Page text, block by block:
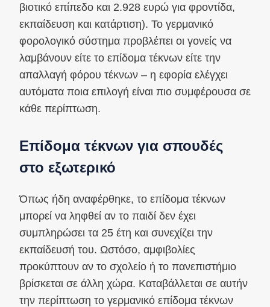
βιοτικό επίπεδο και 2.928 ευρώ για φροντίδα,
εκπαίδευση και κατάρτιση). Το γερμανικό
φορολογικό σύστημα προβλέπει οι γονείς να
λαμβάνουν είτε το επίδομα τέκνων είτε την
απαλλαγή φόρου τέκνων – η εφορία ελέγχει
αυτόματα ποια επιλογή είναι πιο συμφέρουσα σε
κάθε περίπτωση.
Επίδομα τέκνων για σπουδές
στο εξωτερικό
Όπως ήδη αναφέρθηκε, το επίδομα τέκνων
μπορεί να ληφθεί αν το παιδί δεν έχει
συμπληρώσει τα 25 έτη και συνεχίζει την
εκπαίδευσή του. Ωστόσο, αμφιβολίες
προκύπτουν αν το σχολείο ή το πανεπιστήμιο
βρίσκεται σε άλλη χώρα. Καταβάλλεται σε αυτήν
την περίπτωση το γερμανικό επίδομα τέκνων